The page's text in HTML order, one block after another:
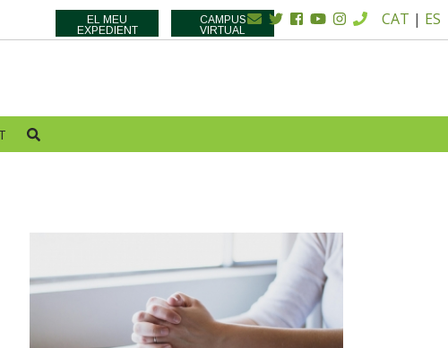
EL MEU
EXPEDIENT
CAMPUS
VIRTUAL
CAT | ES